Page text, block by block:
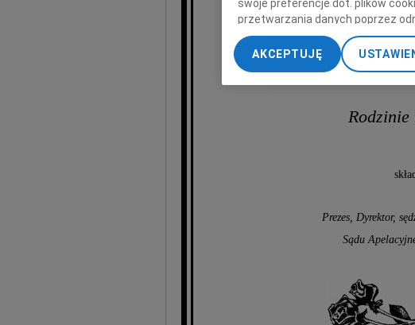
Bogusława
Sędziego Sądu Apelacyjnego
Prezes, Dyrektor,
Sądu
swoje preferencje dot. plików
przetwarzania danych poprzez
„Ustawienia zaawansowane”.
My, nasi Zaufani Partnerzy i
dokładnych danych
Przechowywanie informacji na
treści, badnie odbiorców i
AKCEPTUJĘ